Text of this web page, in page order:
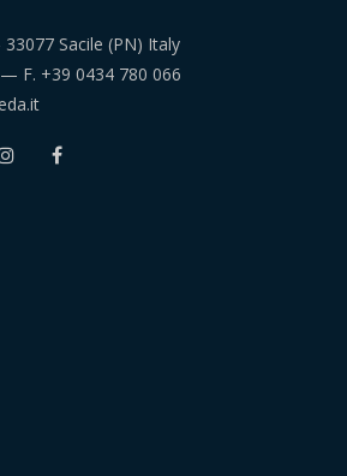
Sacile (PN) Italy
— F. +39 0434 780 066